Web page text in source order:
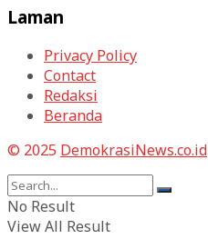
Laman
Privacy Policy
Contact
Redaksi
Beranda
© 2025 DemokrasiNews.co.id
No Result
View All Result